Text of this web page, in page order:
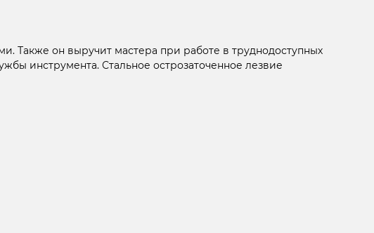
Также он выручит мастера при работе в труднодоступных
инструмента. Стальное острозаточенное лезвие